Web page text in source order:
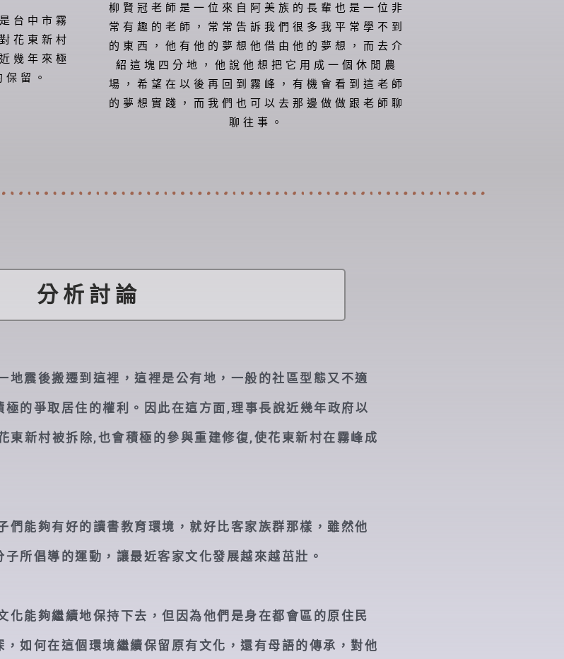
台中市霧
花東新村
幾年來極
留。
柳賢冠老師是一位來自阿美族的長輩也是一位非
常有趣的老師，常常告訴我們很多我平常學不到
的東西，他有他的夢想他借由他的夢想，而去介
紹這塊四分地，他說他想把它用成一個休閒農
場，希望在以後再回到霧峰，有機會看到這老師
的夢想實踐，而我們也可以去那邊做做跟老師聊
聊往事。
分析討論
地震後搬遷到這裡，這裡是公有地，一般的社區型態又不適
的爭取居住的權利。因此在這方面,理事長說近幾年政府以
東新村被拆除,也會積極的參與重建修復,使花東新村在霧峰成
們能夠有好的讀書教育環境，就好比客家族群那樣，雖然他
所倡導的運動，讓最近客家文化發展越來越茁壯。
化能夠繼續地保持下去，但因為他們是身在都會區的原住民
如何在這個環境繼續保留原有文化，還有母語的傳承，對他